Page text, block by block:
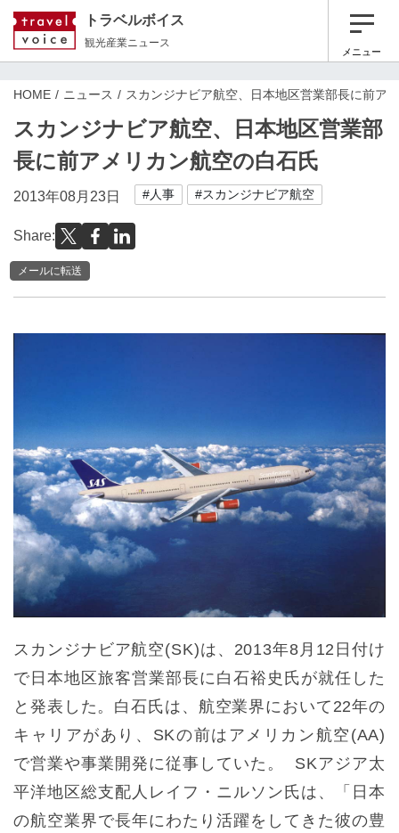
トラベルボイス
観光産業ニュース
メニュー
HOME ニュース スカンジナビア航空、日本地区営業部長に前ア
スカンジナビア航空、日本地区営業部
長に前アメリカン航空の白石氏
2013年08月23日 #人事 #スカンジナビア航空
Share:
メールに転送
スカンジナビア航空(SK)は、2013年8月12日付け
で日本地区旅客営業部長に白石裕史氏が就任した
と発表した。白石氏は、航空業界において22年の
キャリアがあり、SKの前はアメリカン航空(AA)
で営業や事業開発に従事していた。 SKアジア太
平洋地区総支配人レイフ・ニルソン氏は、「日本
の航空業界で長年にわたり活躍をしてきた彼の豊